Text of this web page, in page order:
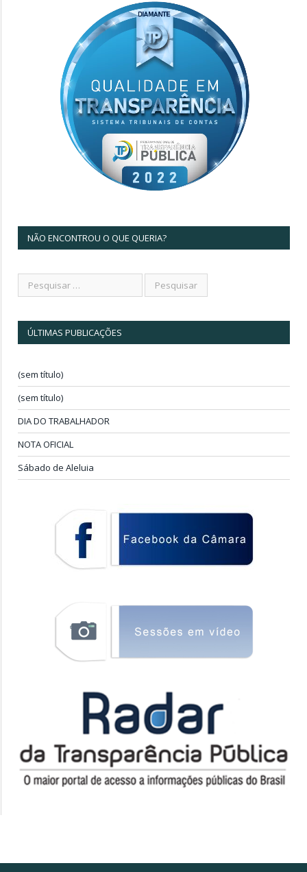
NÃO ENCONTROU O QUE QUERIA?
ÚLTIMAS PUBLICAÇÕES
(sem título)
(sem título)
DIA DO TRABALHADOR
NOTA OFICIAL
Sábado de Aleluia